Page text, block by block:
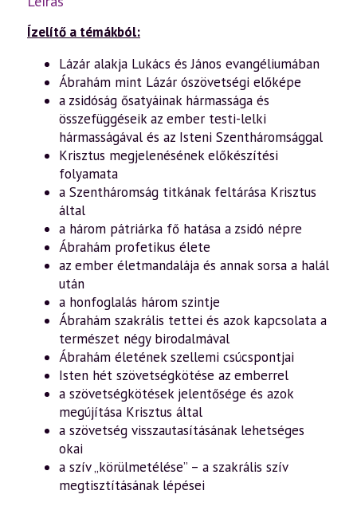
Ízelítő a témákból:
Lázár alakja Lukács és János evangéliumában
Ábrahám mint Lázár ószövetségi előképe
a zsidóság ősatyáinak hármassága és
összefüggéseik az ember testi-lelki
hármasságával és az Isteni Szentháromsággal
Krisztus megjelenésének előkészítési
folyamata
a Szentháromság titkának feltárása Krisztus
által
a három pátriárka fő hatása a zsidó népre
Ábrahám profetikus élete
az ember életmandalája és annak sorsa a halál
után
a honfoglalás három szintje
Ábrahám szakrális tettei és azok kapcsolata a
természet négy birodalmával
Ábrahám életének szellemi csúcspontjai
Isten hét szövetségkötése az emberrel
a szövetségkötések jelentősége és azok
megújítása Krisztus által
a szövetség visszautasításának lehetséges
okai
a szív „körülmetélése” – a szakrális szív
megtisztításának lépései